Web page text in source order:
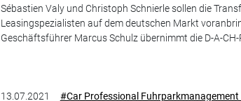
Sébastien Valy und Christoph Schnierle sollen die
Leasingspezialisten auf dem deutschen Markt
Geschäftsführer Marcus Schulz übernimmt die D-A-CH-
13.07.2021 #Car Professional